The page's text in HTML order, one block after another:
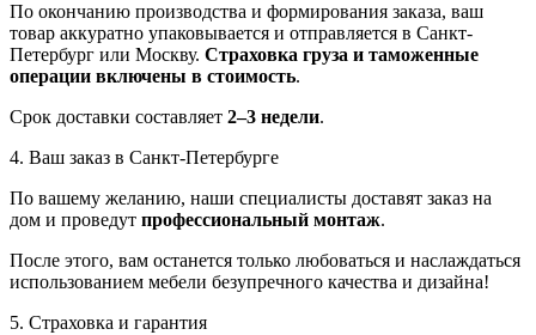
По окончанию производства и формирования заказа, ваш
товар аккуратно упаковывается и отправляется в Санкт-
Петербург или Москву. Страховка груза и таможенные
операции включены в стоимость.
Срок доставки составляет 2–3 недели.
4. Ваш заказ в Санкт-Петербурге
По вашему желанию, наши специалисты доставят заказ на
дом и проведут профессиональный монтаж.
После этого, вам останется только любоваться и наслаждаться
использованием мебели безупречного качества и дизайна!
5. Страховка и гарантия